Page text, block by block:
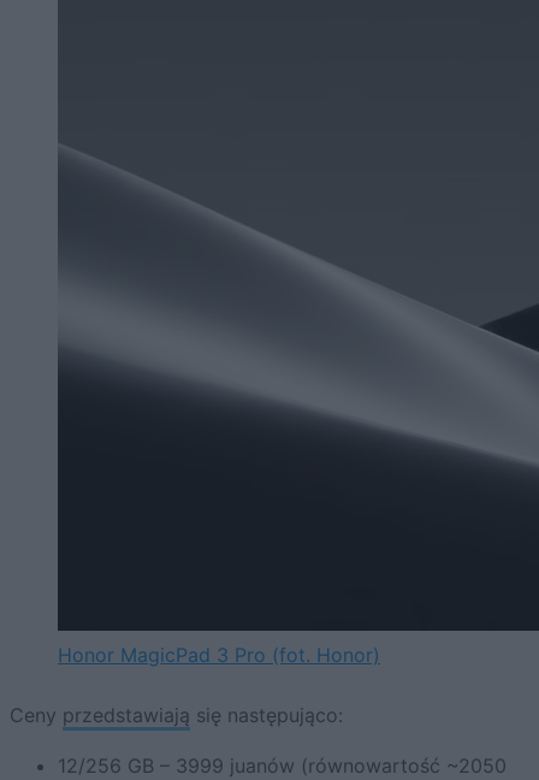
Honor MagicPad 3 Pro (fot. Honor)
Ceny przedstawiają się następująco:
12/256 GB – 3999 juanów (równowartość ~2050